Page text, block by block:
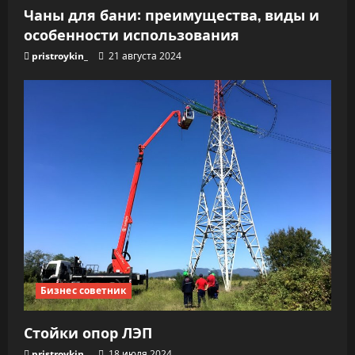
Чаны для бани: преимущества, виды и
особенности использования
pristroykin_ 21 августа 2024
Бизнес советник
Стойки опор ЛЭП